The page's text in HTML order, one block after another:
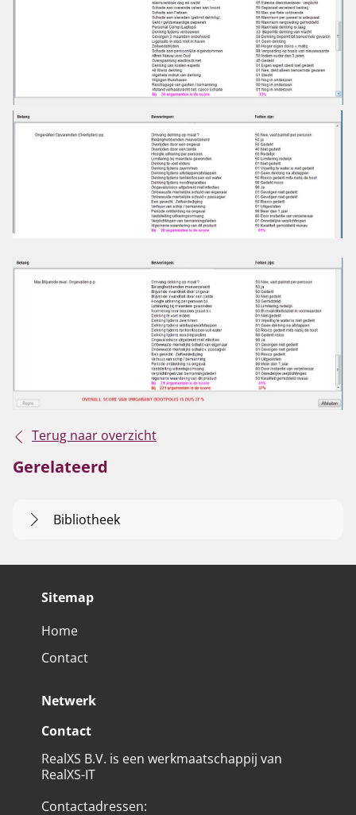
Terug naar overzicht
Gerelateerd
Bibliotheek
Sitemap
Home
Contact
Netwerk
Contact
RealXS B.V. is een werkmaatschappij van
RealXS-IT
Contactadressen: